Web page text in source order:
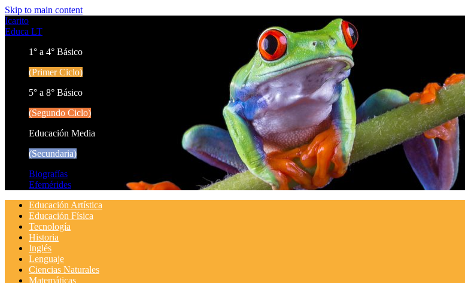
Skip to main content
Icarito
Educa LT
1° a 4° Básico
(Primer Ciclo)
5° a 8° Básico
(Segundo Ciclo)
Educación Media
(Secundaria)
Biografías
Efemérides
Educación Artística
Educación Física
Tecnología
Historia
Inglés
Lenguaje
Ciencias Naturales
Matemáticas